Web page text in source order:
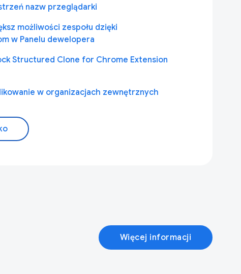
nazw przeglądarki
możliwości zespołu dzięki
w Panelu dewelopera
Structured Clone for Chrome Extension
w organizacjach zewnętrznych
Więcej informacji